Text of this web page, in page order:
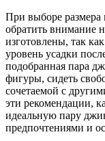
При выборе размера
обратить внимание
изготовлены, так
уровень усадки
подобранная пара
фигуры, сидеть
сочетаемой с
эти рекомендации,
идеальную пару
предпочтениями и